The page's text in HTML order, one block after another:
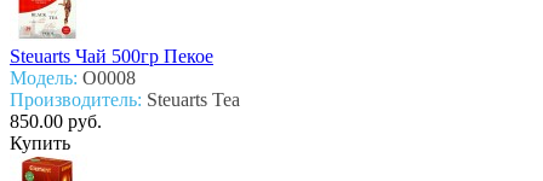
Steuarts Чай 500гр Пекое
Модель: О0008
Производитель: Steuarts Tea
850.00 руб.
Купить